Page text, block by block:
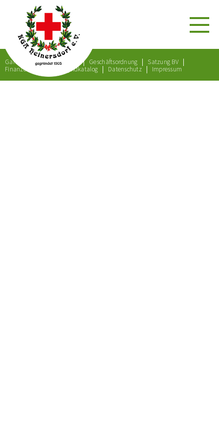
Gartenordnung Satzung Geschäftsordnung
Satzung BV
Finanzordnung
Bußgeldkatalog Datenschutz Impressum